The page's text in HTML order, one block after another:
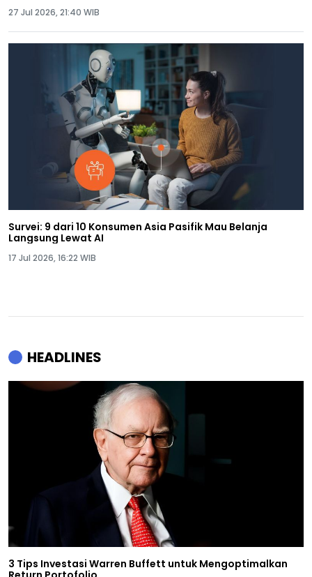
27 Jul 2026, 21:40 WIB
Survei: 9 dari 10 Konsumen Asia Pasifik Mau Belanja
Langsung Lewat AI
17 Jul 2026, 16:22 WIB
HEADLINES
3 Tips Investasi Warren Buffett untuk Mengoptimalkan